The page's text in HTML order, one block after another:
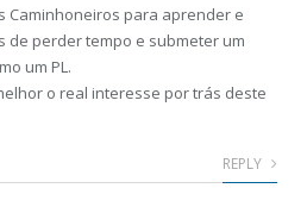
Caminhoneiros para aprender e
de perder tempo e submeter um
um PL.
o real interesse por trás deste
REPLY